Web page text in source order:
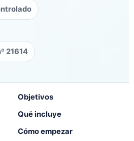
21614
Objetivos
Qué incluye
Cómo empezar